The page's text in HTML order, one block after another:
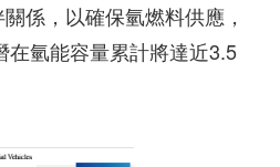
係，以確保氫燃料供應，
在氫能容量累計將達近3.5